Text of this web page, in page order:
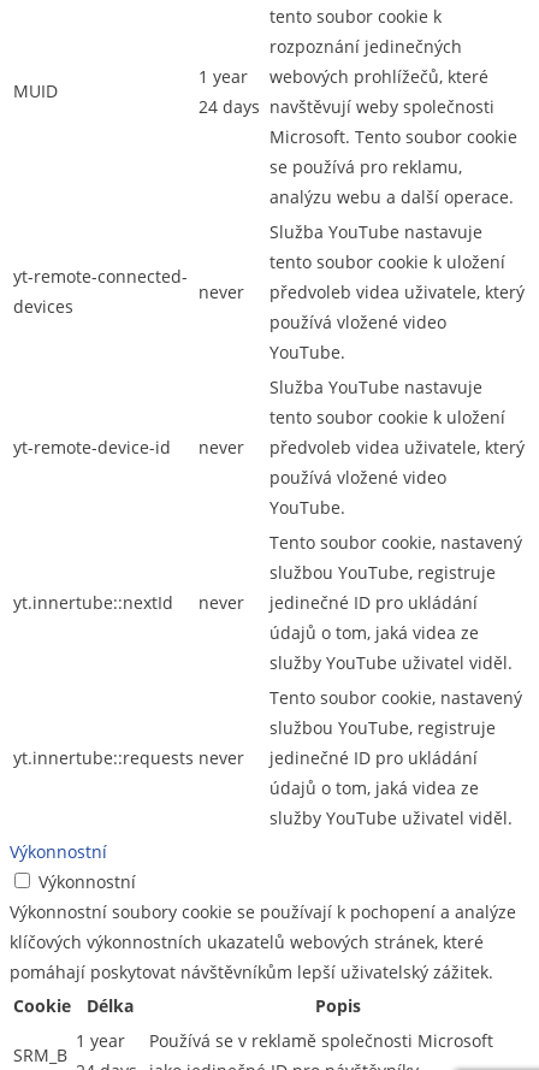
MUID
1 year
24 days
tento soubor cookie k
rozpoznání jedinečných
webových prohlížečů, které
navštěvují weby společnosti
Microsoft. Tento soubor cookie
se používá pro reklamu,
analýzu webu a další operace.
yt-remote-connected-
devices
never
Služba YouTube nastavuje
tento soubor cookie k uložení
předvoleb videa uživatele, který
používá vložené video
YouTube.
yt-remote-device-id never
Služba YouTube nastavuje
tento soubor cookie k uložení
předvoleb videa uživatele, který
používá vložené video
YouTube.
yt.innertube::nextId never
Tento soubor cookie, nastavený
službou YouTube, registruje
jedinečné ID pro ukládání
údajů o tom, jaká videa ze
služby YouTube uživatel viděl.
yt.innertube::requests never
Tento soubor cookie, nastavený
službou YouTube, registruje
jedinečné ID pro ukládání
údajů o tom, jaká videa ze
služby YouTube uživatel viděl.
Výkonnostní
Výkonnostní
Výkonnostní soubory cookie se používají k pochopení a analýze
klíčových výkonnostních ukazatelů webových stránek, které
pomáhají poskytovat návštěvníkům lepší uživatelský zážitek.
Cookie
Délka Popis
SRM_B
1 year
Používá se v reklamě společnosti Microsoft